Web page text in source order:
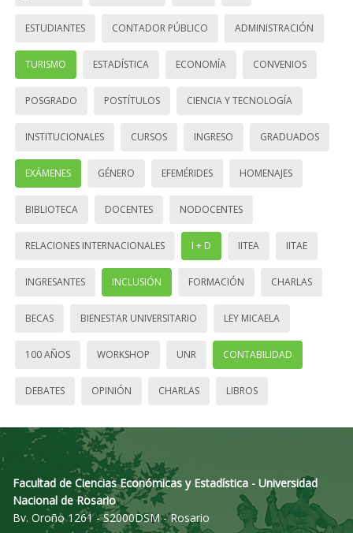
ESTUDIANTES CONTADOR PÚBLICO ADMINISTRACIÓN
TURISMO ESTADÍSTICA ECONOMÍA CONVENIOS
POSGRADO POSTÍTULOS CIENCIA Y TECNOLOGÍA
INSTITUCIONALES CURSOS INGRESO GRADUADOS
EXÁMENES GÉNERO EFEMÉRIDES HOMENAJES
BIBLIOTECA DOCENTES NODOCENTES
RELACIONES INTERNACIONALES I + D IITEA IITAE
INGRESANTES INCLUSIÓN FORMACIÓN CHARLAS
BECAS BIENESTAR UNIVERSITARIO LEY MICAELA
100 AÑOS WORKSHOP UNR CONTABILIDAD
DEBATES OPINIÓN CHARLAS LIBROS
Facultad de Ciencias Económicas y Estadística - Universidad
Nacional de Rosario
Bv. Oroño 1261 - S2000DSM - Rosario